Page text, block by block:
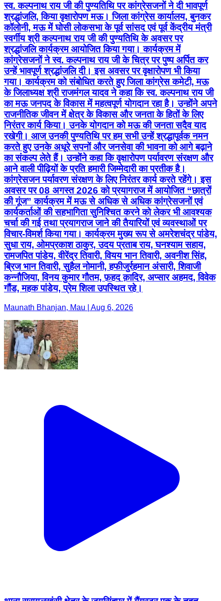
स्व. कल्पनाथ राय जी की पुण्यतिथि पर कांग्रेसजनों ने दी भावपूर्ण
श्रद्धांजलि, किया वृक्षारोपण मऊ। जिला कांग्रेस कार्यालय, बुनकर
कॉलोनी, मऊ में घोसी लोकसभा के पूर्व सांसद एवं पूर्व केंद्रीय मंत्री
स्वर्गीय श्री कल्पनाथ राय जी की पुण्यतिथि के अवसर पर
श्रद्धांजलि कार्यक्रम आयोजित किया गया। कार्यक्रम में
कांग्रेसजनों ने स्व. कल्पनाथ राय जी के चित्र पर पुष्प अर्पित कर
उन्हें भावपूर्ण श्रद्धांजलि दी। इस अवसर पर वृक्षारोपण भी किया
गया। कार्यक्रम को संबोधित करते हुए जिला कांग्रेस कमेटी, मऊ
के जिलाध्यक्ष श्री राजमंगल यादव ने कहा कि स्व. कल्पनाथ राय जी
का मऊ जनपद के विकास में महत्वपूर्ण योगदान रहा है। उन्होंने अपने
राजनीतिक जीवन में क्षेत्र के विकास और जनता के हितों के लिए
निरंतर कार्य किया। उनके योगदान को मऊ की जनता सदैव याद
रखेगी। आज उनकी पुण्यतिथि पर हम सभी उन्हें श्रद्धापूर्वक नमन
करते हुए उनके अधूरे सपनों और जनसेवा की भावना को आगे बढ़ाने
का संकल्प लेते हैं। उन्होंने कहा कि वृक्षारोपण पर्यावरण संरक्षण और
आने वाली पीढ़ियों के प्रति हमारी जिम्मेदारी का प्रतीक है।
कांग्रेसजन पर्यावरण संरक्षण के लिए निरंतर कार्य करते रहेंगे। इस
अवसर पर 08 अगस्त 2026 को प्रयागराज में आयोजित “छात्रों
की गूंज” कार्यक्रम में मऊ से अधिक से अधिक कांग्रेसजनों एवं
कार्यकर्ताओं की सहभागिता सुनिश्चित करने को लेकर भी आवश्यक
चर्चा की गई तथा प्रयागराज जाने की तैयारियों एवं व्यवस्थाओं पर
विचार-विमर्श किया गया। कार्यक्रम मुख्य रूप से अमरेशचंद्र पांडेय,
सुधा राय, ओमप्रकाश ठाकुर, उदय प्रताब राय, घनश्याम सहाय,
रामजपित पांडेय, वीरेंद्र तिवारी, वियय भान तिवारी, अवनीश सिंह,
ब्रिज भान तिवारी, सुहैल नोमानी, हफीजुर्रहमान अंसारी, शिवाजी
कन्नौजिया, विनय कुमार गौतम, फ़हद क़ादिर, अप्सार अहमद, विवेक
गौंड, महक पांडेय, प्रेम शिला उपस्थित रहे।
Maunath Bhanjan, Mau | Aug 6, 2026